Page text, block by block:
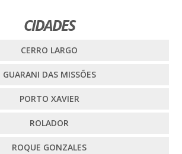
CIDADES
CERRO LARGO
GUARANI DAS MISSÕES
PORTO XAVIER
ROLADOR
ROQUE GONZALES